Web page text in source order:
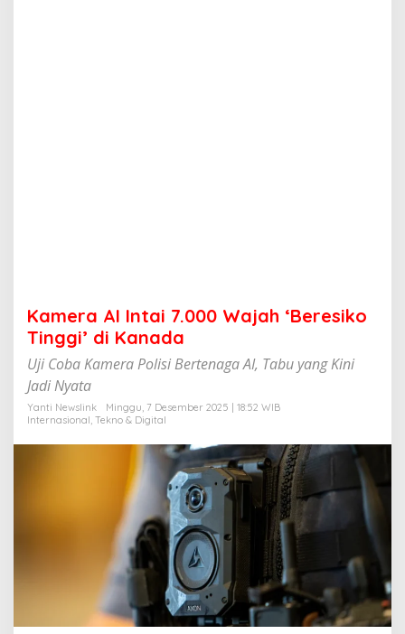
i
k
o
T
g
i
'
d
i
K
a
n
a
d
a
Kamera AI Intai 7.000 Wajah ‘Beresiko
Tinggi’ di Kanada
Uji Coba Kamera Polisi Bertenaga AI, Tabu yang Kini
Jadi Nyata
Yanti Newslink
Minggu, 7 Desember 2025 | 18:52 WIB
Internasional, Tekno & Digital